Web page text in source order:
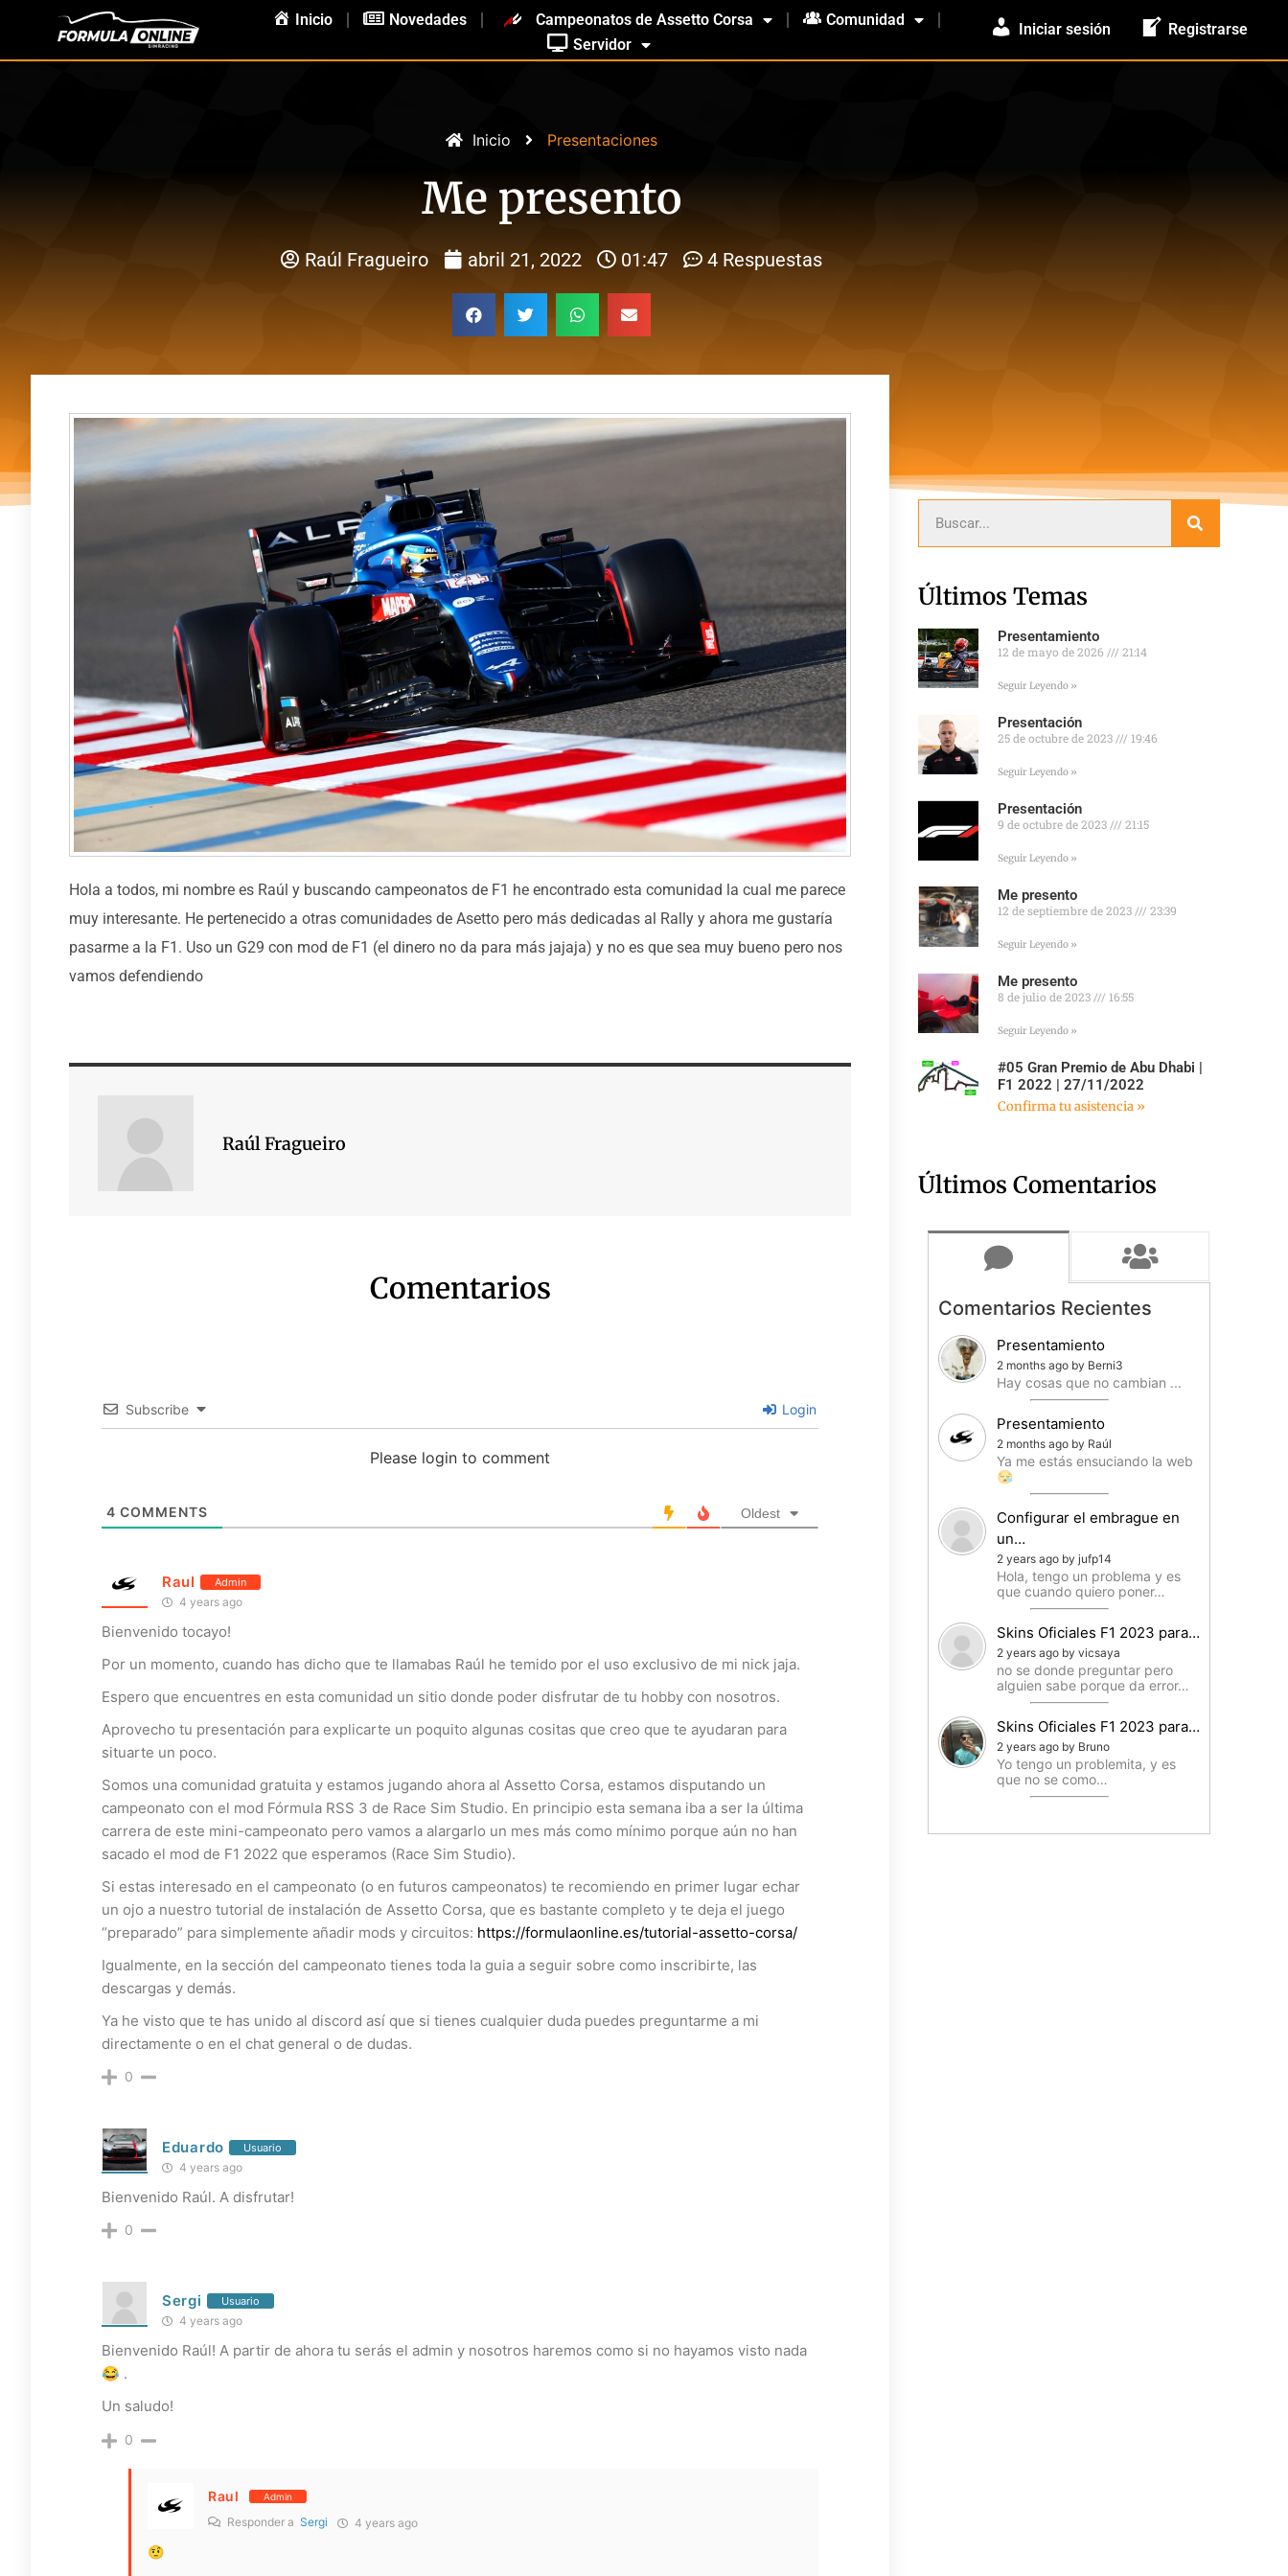
Inicio Novedades Campeonatos de Assetto Corsa
Comunidad
Servidor
Iniciar sesión Registrarse
Inicio Presentaciones
Me presento
Raúl Fragueiro abril 21, 2022 01:47 4 Respuestas
Hola a todos, mi nombre es Raúl y buscando campeonatos de F1 he encontrado esta comunidad la cual me parece
muy interesante. He pertenecido a otras comunidades de Asetto pero más dedicadas al Rally y ahora me gustaría
pasarme a la F1. Uso un G29 con mod de F1 (el dinero no da para más jajaja) y no es que sea muy bueno pero nos
vamos defendiendo
Raúl Fragueiro
Comentarios
Subscribe Login
Please login to comment
4 COMMENTS Oldest
Raul Admin
4 years ago
Bienvenido tocayo!
Por un momento, cuando has dicho que te llamabas Raúl he temido por el uso exclusivo de mi nick jaja.
Espero que encuentres en esta comunidad un sitio donde poder disfrutar de tu hobby con nosotros.
Aprovecho tu presentación para explicarte un poquito algunas cositas que creo que te ayudaran para
situarte un poco.
Somos una comunidad gratuita y estamos jugando ahora al Assetto Corsa, estamos disputando un
campeonato con el mod Fórmula RSS 3 de Race Sim Studio. En principio esta semana iba a ser la última
carrera de este mini-campeonato pero vamos a alargarlo un mes más como mínimo porque aún no han
sacado el mod de F1 2022 que esperamos (Race Sim Studio).
Si estas interesado en el campeonato (o en futuros campeonatos) te recomiendo en primer lugar echar
un ojo a nuestro tutorial de instalación de Assetto Corsa, que es bastante completo y te deja el juego
“preparado” para simplemente añadir mods y circuitos: https://formulaonline.es/tutorial-assetto-corsa/
Igualmente, en la sección del campeonato tienes toda la guia a seguir sobre como inscribirte, las
descargas y demás.
Ya he visto que te has unido al discord así que si tienes cualquier duda puedes preguntarme a mi
directamente o en el chat general o de dudas.
0
Eduardo Usuario
4 years ago
Bienvenido Raúl. A disfrutar!
0
Sergi Usuario
4 years ago
Bienvenido Raúl! A partir de ahora tu serás el admin y nosotros haremos como si no hayamos visto nada
😂 .
Un saludo!
0
Raul Admin
Responder a Sergi 4 years ago
🤨
Últimos Temas
Presentamiento
12 de mayo de 2026 21:14
Seguir Leyendo »
Presentación
25 de octubre de 2023 19:46
Seguir Leyendo »
Presentación
9 de octubre de 2023 21:15
Seguir Leyendo »
Me presento
12 de septiembre de 2023 23:39
Seguir Leyendo »
Me presento
8 de julio de 2023 16:55
Seguir Leyendo »
#05 Gran Premio de Abu Dhabi |
F1 2022 | 27/11/2022
Confirma tu asistencia »
Últimos Comentarios
Comentarios Recientes
Presentamiento
2 months ago by Berni3
Hay cosas que no cambian ...
Presentamiento
2 months ago by Raúl
Ya me estás ensuciando la web
😪
Configurar el embrague en
un…
2 years ago by jufp14
Hola, tengo un problema y es
que cuando quiero poner…
Skins Oficiales F1 2023 para…
2 years ago by vicsaya
no se donde preguntar pero
alguien sabe porque da error…
Skins Oficiales F1 2023 para…
2 years ago by Bruno
Yo tengo un problemita, y es
que no se como…